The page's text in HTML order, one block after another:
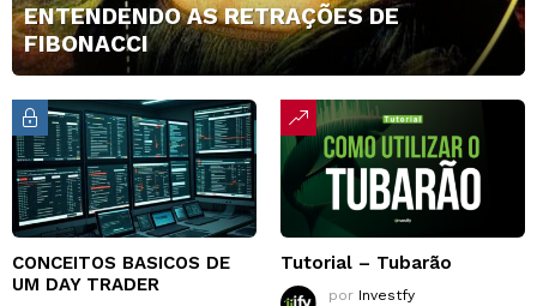
ENTENDENDO AS RETRAÇÕES DE
FIBONACCI
CONCEITOS BASICOS DE
UM DAY TRADER
Tutorial – Tubarão
por Investfy